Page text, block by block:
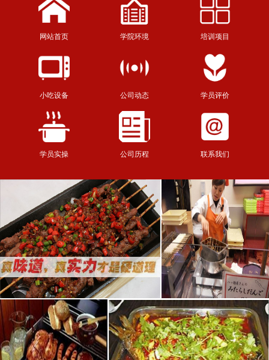
网站首页 学院环境 培训项目
小吃设备 公司动态 学员评价
学员实操 公司历程 联系我们